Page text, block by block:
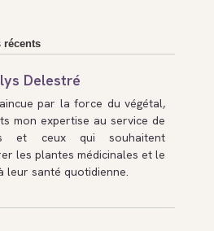
récents
Delestré
par la force du végétal,
mon expertise au service de
et ceux qui souhaitent
les plantes médicinales et le
leur santé quotidienne.